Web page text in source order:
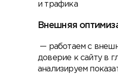
и трафика
Внешняя
— работаем с
доверие к сайту в
анализируем